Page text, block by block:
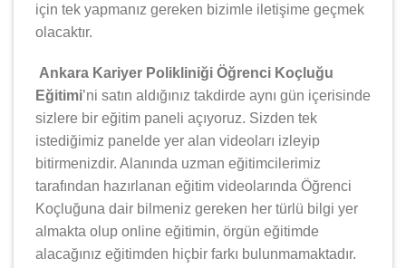
için tek yapmanız gereken bizimle iletişime geçmek
olacaktır.
Ankara Kariyer Polikliniği Öğrenci Koçluğu
Eğitimi’ni satın aldığınız takdirde aynı gün içerisinde
sizlere bir eğitim paneli açıyoruz. Sizden tek
istediğimiz panelde yer alan videoları izleyip
bitirmenizdir. Alanında uzman eğitimcilerimiz
tarafından hazırlanan eğitim videolarında Öğrenci
Koçluğuna dair bilmeniz gereken her türlü bilgi yer
almakta olup online eğitimin, örgün eğitimde
alacağınız eğitimden hiçbir farkı bulunmamaktadır.